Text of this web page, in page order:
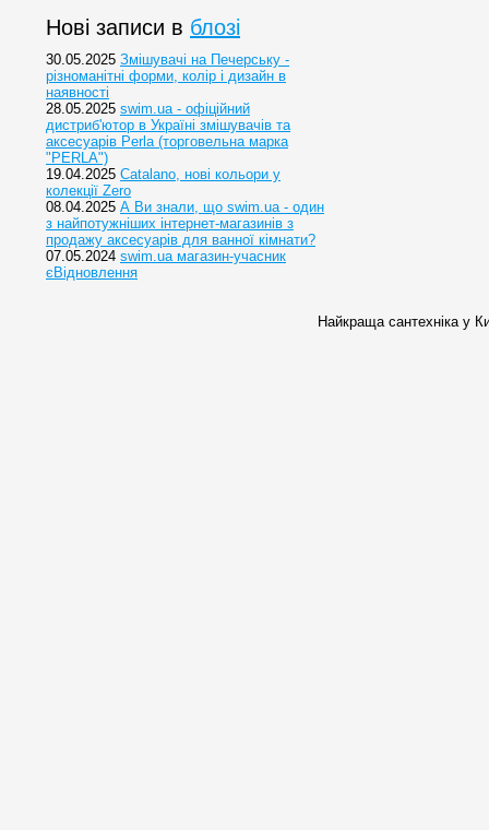
Нові записи в блозі
30.05.2025 Змішувачі на Печерську -
різноманітні форми, колір і дизайн в
наявності
28.05.2025 swim.ua - офіційний
дистриб'ютор в Україні змішувачів та
аксесуарів Perla (торговельна марка
"PERLA")
19.04.2025 Catalano, нові кольори у
колекції Zero
08.04.2025 А Ви знали, що swim.ua - один
з найпотужніших інтернет-магазинів з
продажу аксесуарів для ванної кімнати?
07.05.2024 swim.ua магазин-учасник
єВідновлення
Найкраща сантехніка у